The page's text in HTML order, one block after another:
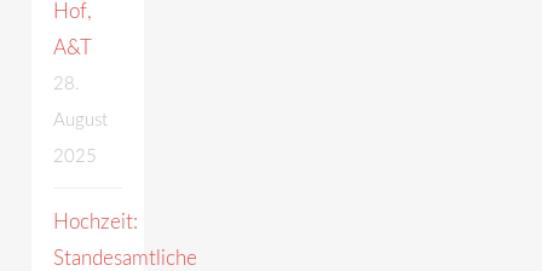
Hof,
A&T
28.
August
2025
Hochzeit:
Standesamtliche